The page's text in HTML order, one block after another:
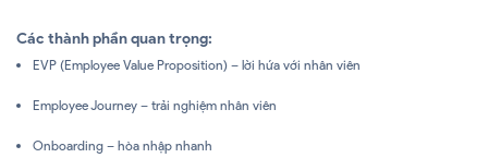
Các thành phần quan trọng:
EVP (Employee Value Proposition) – lời hứa với nhân viên
Employee Journey – trải nghiệm nhân viên
Onboarding – hòa nhập nhanh